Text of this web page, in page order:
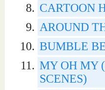
CARTOON
AROUND
BUMBLE
MY OH MY
SCENES)